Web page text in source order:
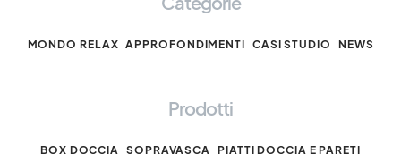
MONDO RELAX APPROFONDIMENTI CASI STUDIO NEWS
Prodotti
BOX DOCCIA SOPRAVASCA PIATTI DOCCIA E PARETI